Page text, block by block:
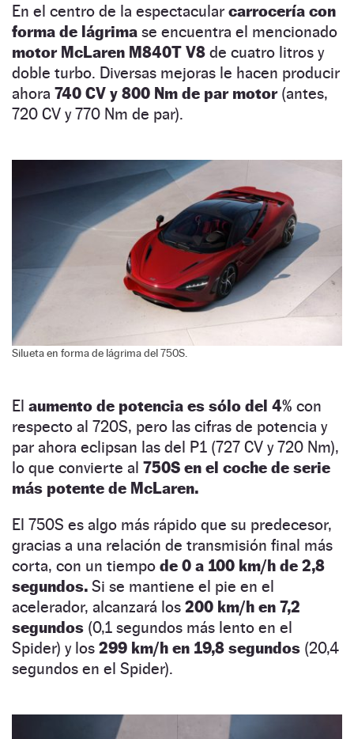
En el centro de la espectacular carrocería con
forma de lágrima se encuentra el mencionado
motor McLaren M840T V8 de cuatro litros y
doble turbo. Diversas mejoras le hacen producir
ahora 740 CV y 800 Nm de par motor(antes,
720 CV y 770 Nm de par).
Silueta en forma de lágrima del 750S.
El aumento de potencia es sólo del 4% con
respecto al 720S, pero las cifras de potencia y
par ahora eclipsan las del P1 (727 CV y 720 Nm),
lo que convierte al 750S en el coche de serie
más potente de McLaren.
El 750S es algo más rápido que su predecesor,
gracias a una relación de transmisión final más
corta, con un tiempo de 0 a 100 km/h de 2,8
segundos. Si se mantiene el pie en el
acelerador, alcanzará los 200 km/h en 7,2
segundos (0,1 segundos más lento en el
Spider) y los 299 km/h en 19,8 segundos (20,4
segundos en el Spider).